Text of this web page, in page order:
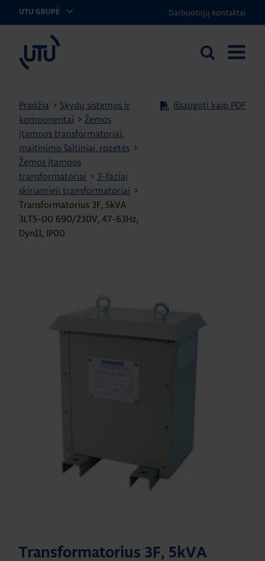
UTU GRUPĖ Darbuotojų kontaktai
UTU Lithuania
Ieškoti
Pradžia > Skydų sistemos ir
komponentai > Žemos
įtampos transformatoriai,
maitinimo šaltiniai, rozetės >
Žemos įtampos
transformatoriai > 3-faziai
skiriamieji transformatoriai >
Transformatorius 3F, 5kVA
3LT5-00 690/230V, 47-63Hz,
Dyn11, IP00
Išsaugoti kaip PDF
Transformatorius 3F, 5kVA